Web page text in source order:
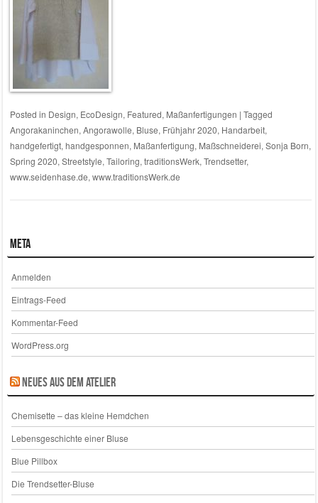
Posted in Design, EcoDesign, Featured, Maßanfertigungen | Tagged
Angorakaninchen, Angorawolle, Bluse, Frühjahr 2020, Handarbeit,
handgefertigt, handgesponnen, Maßanfertigung, Maßschneiderei, Sonja Born,
Spring 2020, Streetstyle, Tailoring, traditionsWerk, Trendsetter,
www.seidenhase.de, www.traditionsWerk.de
Meta
Anmelden
Eintrags-Feed
Kommentar-Feed
WordPress.org
Neues aus dem Atelier
Chemisette – das kleine Hemdchen
Lebensgeschichte einer Bluse
Blue Pillbox
Die Trendsetter-Bluse